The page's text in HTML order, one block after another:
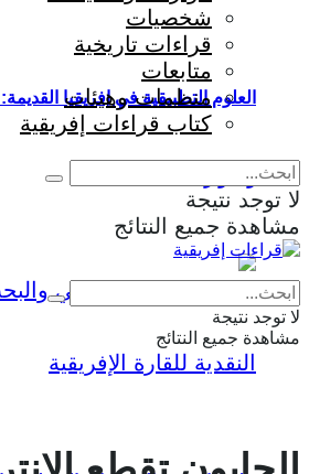
العلوم التطبيقية في إفريقيا
والمؤثرات
شخصيات
قراءات تاريخية
متابعات
منظمات وهيئات
كتاب قراءات إفريقية
لا توجد نتيجة
مشاهدة جميع النتائج
لا توجد نتيجة
مشاهدة جميع النتائج